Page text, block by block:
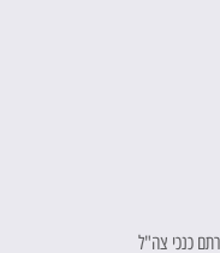
כנכי צה"ל